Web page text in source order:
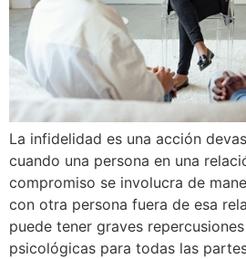
La infidelidad es una acción
cuando una persona en una
compromiso se involucra de
con otra persona fuera de esa
puede tener graves
psicológicas para todas las